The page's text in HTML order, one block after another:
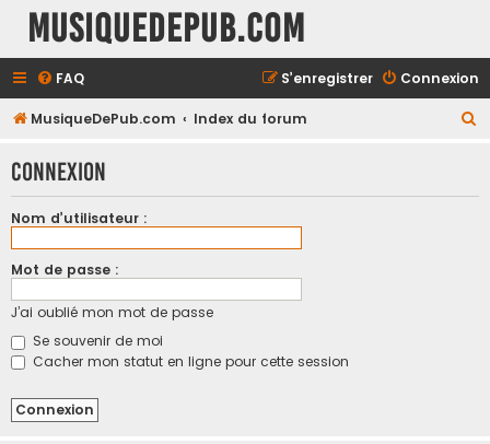
MusiqueDePub.com
FAQ Connexion
S’enregistrer
MusiqueDePub.com Index du forum
h
Connexion
Nom d’utilisateur :
Mot de passe :
J’ai oublié mon mot de passe
Se souvenir de moi
Cacher mon statut en ligne pour cette session